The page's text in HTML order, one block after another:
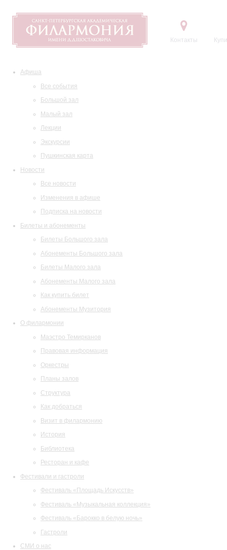
Контакты
Афиша
Все события
Большой зал
Малый зал
Лекции
Экскурсии
Пушкинская карта
Новости
Все новости
Изменения в афише
Подписка на новости
Билеты и абонементы
Билеты Большого зала
Абонементы Большого зала
Билеты Малого зала
Абонементы Малого зала
Как купить билет
Абонементы Музитория
О филармонии
Маэстро Темирканов
Правовая информация
Оркестры
Планы залов
Структура
Как добраться
Визит в филармонию
История
Библиотека
Ресторан и кафе
Фестивали и гастроли
Фестиваль «Площадь Искусств»
Фестиваль «Музыкальная коллекция»
Фестиваль «Барокко в белую ночь»
Гастроли
СМИ о нас